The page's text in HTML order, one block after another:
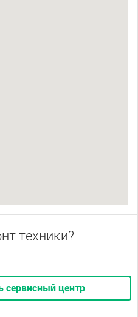
техники?
сервисный центр